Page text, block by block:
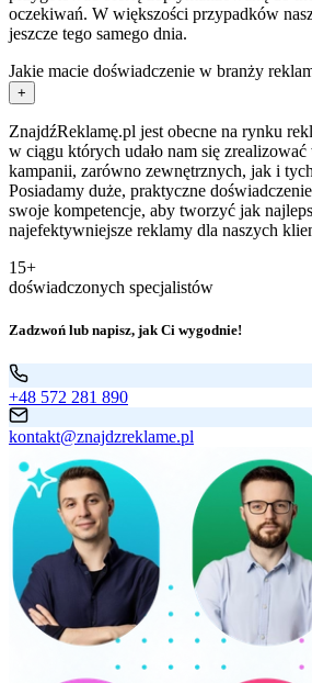
oczekiwań. W większości przypadków
jeszcze tego samego dnia.
Jakie macie doświadczenie w branży
+
ZnajdźReklamę.pl jest obecne na rynku
w ciągu których udało nam się
kampanii, zarówno zewnętrznych, jak i
Posiadamy duże, praktyczne
swoje kompetencje, aby tworzyć jak
najefektywniejsze reklamy dla naszych
15+
doświadczonych specjalistów
Zadzwoń lub napisz, jak Ci wygodnie!
+48 572 281 890
kontakt@znajdzreklame.pl